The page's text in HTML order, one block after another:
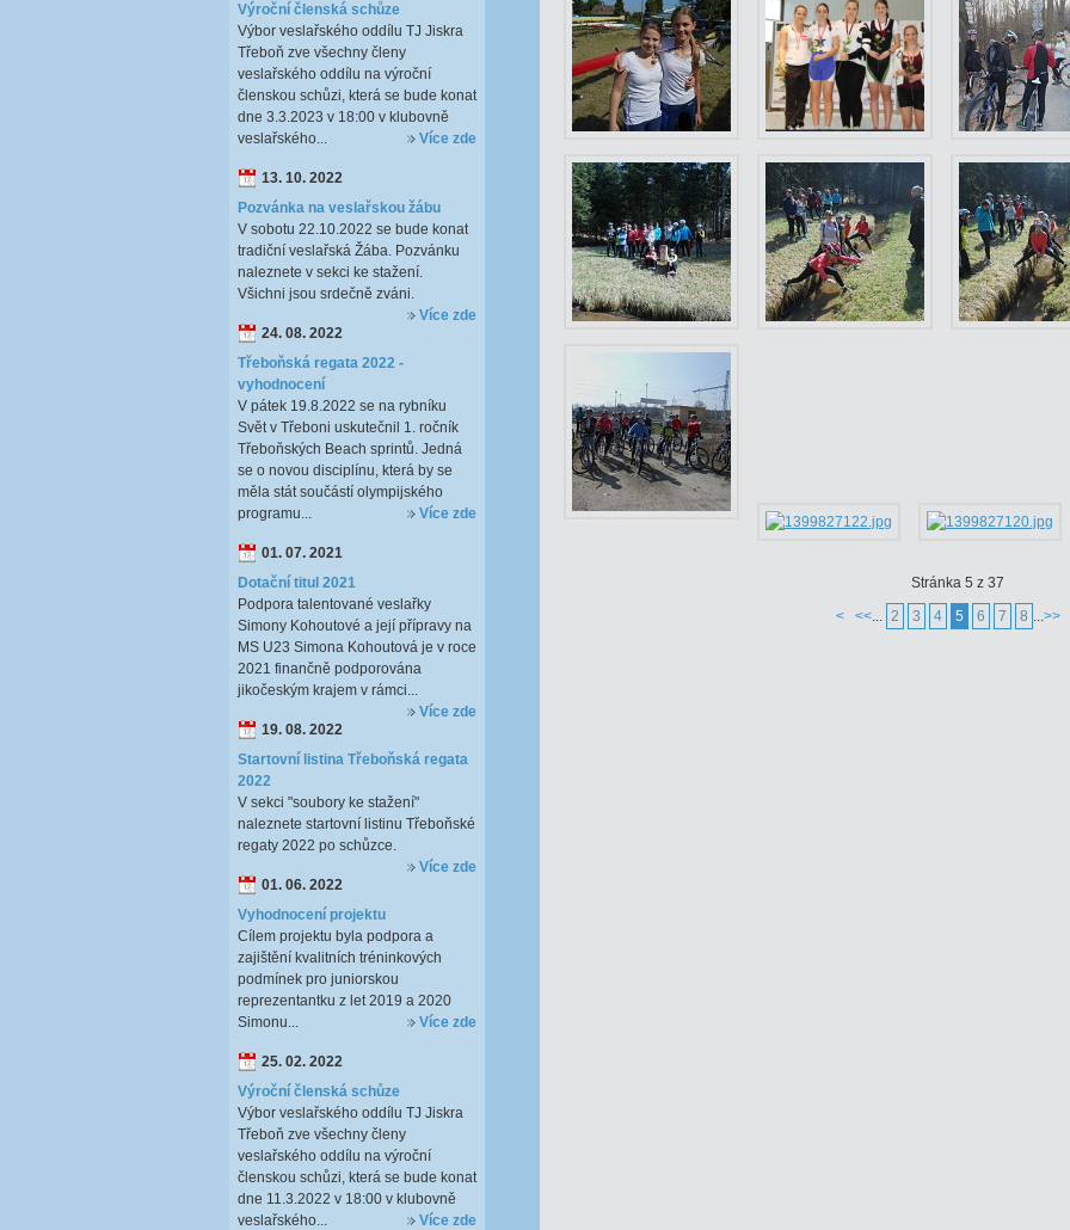
Stránka 5 z 37
<
<<... 2 3 4 5 6 7 8 ...>>
Výroční členská schůze
Výbor veslařského oddílu TJ Jiskra
Třeboň zve všechny členy
veslařského oddílu na výroční
členskou schůzi, která se bude konat
dne 3.3.2023 v 18:00 v klubovně
veslařského...
Více zde
13. 10. 2022
Pozvánka na veslařskou žábu
V sobotu 22.10.2022 se bude konat
tradiční veslařská Žába. Pozvánku
naleznete v sekci ke stažení.
Všichni jsou srdečně zváni.
Více zde
24. 08. 2022
Třeboňská regata 2022 -
vyhodnocení
V pátek 19.8.2022 se na rybníku
Svět v Třeboni uskutečnil 1. ročník
Třeboňských Beach sprintů. Jedná
se o novou disciplínu, která by se
měla stát součástí olympijského
programu...
Více zde
01. 07. 2021
Dotační titul 2021
Podpora talentované veslařky
Simony Kohoutové a její přípravy na
MS U23 Simona Kohoutová je v roce
2021 finančně podporována
jikočeským krajem v rámci...
Více zde
19. 08. 2022
Startovní listina Třeboňská regata
2022
V sekci "soubory ke stažení"
naleznete startovní listinu Třeboňské
regaty 2022 po schůzce.
Více zde
01. 06. 2022
Vyhodnocení projektu
Cílem projektu byla podpora a
zajištění kvalitních tréninkových
podmínek pro juniorskou
reprezentantku z let 2019 a 2020
Simonu...
Více zde
25. 02. 2022
Výroční členská schůze
Výbor veslařského oddílu TJ Jiskra
Třeboň zve všechny členy
veslařského oddílu na výroční
členskou schůzi, která se bude konat
dne 11.3.2022 v 18:00 v klubovně
veslařského...
Více zde